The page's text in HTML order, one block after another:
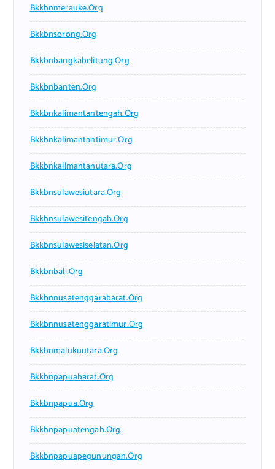
Bkkbnmerauke.org
Bkkbnsorong.org
Bkkbnbangkabelitung.org
Bkkbnbanten.org
Bkkbnkalimantantengah.org
Bkkbnkalimantantimur.org
Bkkbnkalimantanutara.org
Bkkbnsulawesiutara.org
Bkkbnsulawesitengah.org
Bkkbnsulawesiselatan.org
Bkkbnbali.org
Bkkbnnusatenggarabarat.org
Bkkbnnusatenggaratimur.org
Bkkbnmalukuutara.org
Bkkbnpapuabarat.org
Bkkbnpapua.org
Bkkbnpapuatengah.org
Bkkbnpapuapegunungan.org